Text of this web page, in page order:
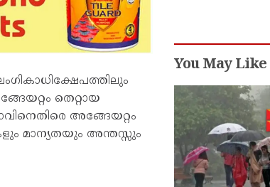
തെറ്റായ
അങ്ങേയറ്റം
മാന്യതയും അന്തസ്സും
You May Like